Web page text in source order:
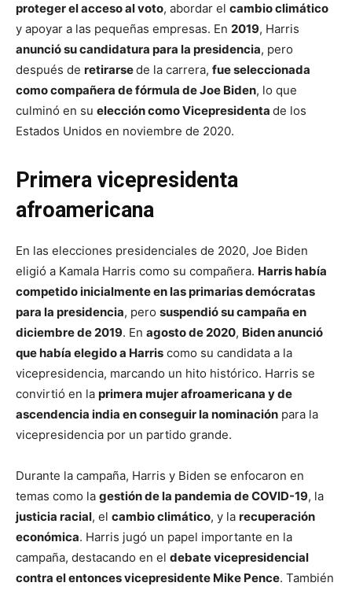
proteger el acceso al voto, abordar el cambio climático
y apoyar a las pequeñas empresas. En 2019, Harris
anunció su candidatura para la presidencia, pero
después de retirarsede la carrera, fue seleccionada
como compañera de fórmula de Joe Biden, lo que
culminó en su elección como Vicepresidenta de los
Estados Unidos en noviembre de 2020​.
Primera vicepresidenta
afroamericana
En las elecciones presidenciales de 2020, Joe Biden
eligió a Kamala Harris como su compañera. Harris había
competido inicialmente en las primarias demócratas
para la presidencia, pero suspendió su campaña en
diciembre de 2019. En agosto de 2020, Biden anunció
que había elegido a Harris como su candidata a la
vicepresidencia, marcando un hito histórico. Harris se
convirtió en la primera mujer afroamericana y de
ascendencia india en conseguir la nominación para la
vicepresidencia por un partido grande.
Durante la campaña, Harris y Biden se enfocaron en
temas como la gestión de la pandemia de COVID-19, la
justicia racial, el cambio climático, y la recuperación
económica. Harris jugó un papel importante en la
campaña, destacando en el debate vicepresidencial
contra el entonces vicepresidente Mike Pence. También